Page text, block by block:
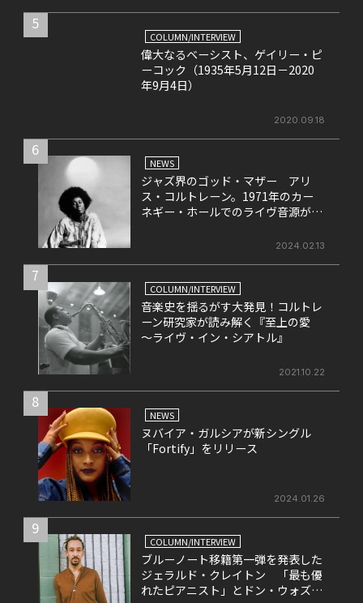
5
COLUMN/INTERVIEW
偉大なるベーシスト、ゲイリー・ピ
ーコック（1935年5月12日－2020
年9月4日）
2020.09.18
6
NEWS
ジャズ界のゴッド・マザー アリ
ス・コルトレーン。1971年のカー
ネギー・ホールでのライヴ音源がリ
2024.02.13
7
COLUMN/INTERVIEW
音楽史を揺るがす大発見！コルトレ
ーン研究家が読み解く『至上の愛
～ライヴ・イン・シアトル』
2021.10.22
8
NEWS
ヌバイア・ガルシアが新シングル
「Fortify」をリリース
2024.01.26
9
COLUMN/INTERVIEW
ブルーノート移籍第一弾を発表した
ジェラルド・クレイトン 「最も優
れたピアニスト」とドン・ウォズが